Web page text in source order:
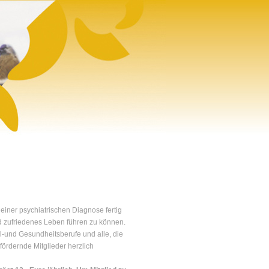
psychiatrischen Diagnose fertig
zufriedenes Leben führen zu können.
und Gesundheitsberufe und alle, die
Mitglieder herzlich